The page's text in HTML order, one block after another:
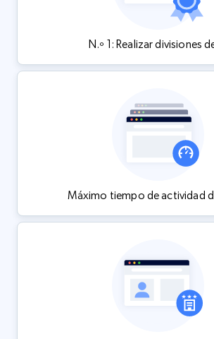
N.º 1: Realizar divisiones
Máximo tiempo de actividad